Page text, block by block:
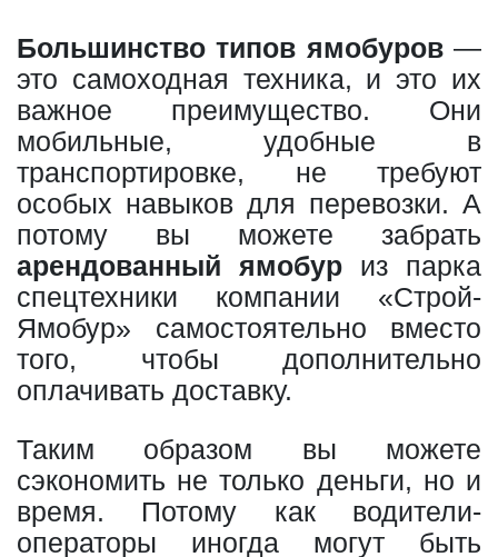
Большинство типов ямобуров—
это самоходная техника, и это их
важное преимущество. Они
мобильные, удобные в
транспортировке, не требуют
особых навыков для перевозки. А
потому вы можете забрать
арендованный ямобур из парка
спецтехники компании «Строй-
Ямобур» самостоятельно вместо
того, чтобы дополнительно
оплачивать доставку.
Таким образом вы можете
сэкономить не только деньги, но и
время. Потому как водители-
операторы иногда могут быть